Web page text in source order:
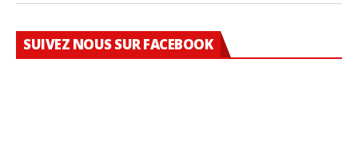
SUIVEZ NOUS SUR FACEBOOK